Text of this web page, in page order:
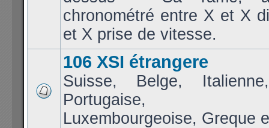
chronométré entre X et X
et X prise de vitesse.
106 XSI étrangere
Suisse, Belge,
Portugaise,
Luxembourgeoise, Greque